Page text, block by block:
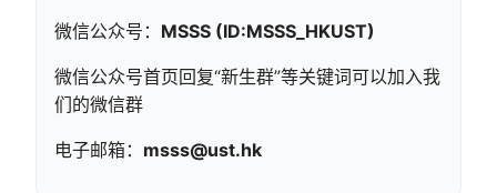
微信公众号： MSSS (ID:MSSS_HKUST)
微信公众号首页回复“新生群”等关键词可以加入我
们的微信群
电子邮箱： msss@ust.hk